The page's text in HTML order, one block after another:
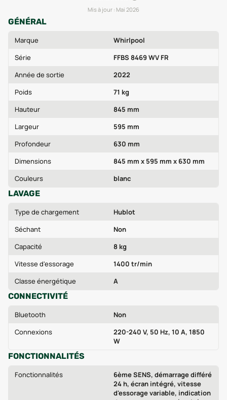
Mis à jour : Mai 2026
GÉNÉRAL
Marque
Whirlpool
Série
FFBS 8469 WV FR
Année de sortie
2022
Poids
71 kg
Hauteur
845 mm
Largeur
595 mm
Profondeur
630 mm
Dimensions
845 mm x 595 mm x 630 mm
Couleurs
blanc
LAVAGE
Type de chargement
Hublot
Séchant
Non
Capacité
8 kg
Vitesse d'essorage
1400 tr/min
Classe énergétique
A
CONNECTIVITÉ
Bluetooth
Non
Connexions
220-240 V, 50 Hz, 10 A, 1850
W
FONCTIONNALITÉS
Fonctionnalités
6ème SENS, démarrage différé
24 h, écran intégré, vitesse
d'essorage variable, indication